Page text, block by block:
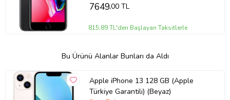
7649,00 TL
815,89 TL'den Başlayan Taksitlerle
Bu Ürünü Alanlar Bunları da Aldı
Apple iPhone 13 128 GB (Apple
Türkiye Garantili) (Beyaz)